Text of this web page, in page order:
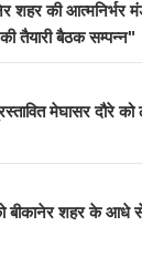
शहर की आत्मनिर्भर
तैयारी बैठक सम्पन्न"
मेघासर दौरे
शहर के आधे से